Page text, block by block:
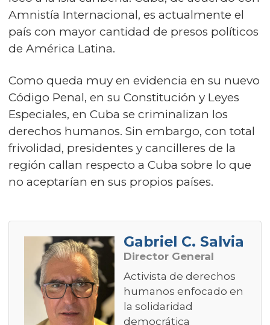
Amnistía Internacional, es actualmente el
país con mayor cantidad de presos políticos
de América Latina.
Como queda muy en evidencia en su nuevo
Código Penal, en su Constitución y Leyes
Especiales, en Cuba se criminalizan los
derechos humanos. Sin embargo, con total
frivolidad, presidentes y cancilleres de la
región callan respecto a Cuba sobre lo que
no aceptarían en sus propios países.
Gabriel C. Salvia
Director General
Activista de derechos
humanos enfocado en
la solidaridad
democrática